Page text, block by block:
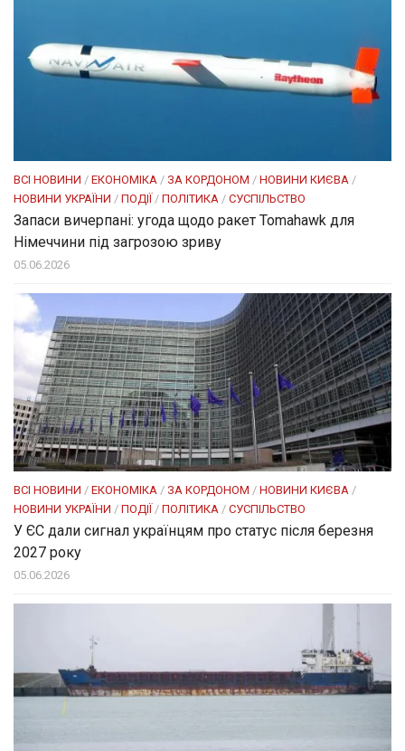
ВСІ НОВИНИ / ЕКОНОМІКА / ЗА КОРДОНОМ / НОВИНИ КИЄВА /
НОВИНИ УКРАЇНИ / ПОДІЇ/ ПОЛІТИКА / СУСПІЛЬСТВО
Запаси вичерпані: угода щодо ракет Tomahawk для
Німеччини під загрозою зриву
05.06.2026
ВСІ НОВИНИ / ЕКОНОМІКА / ЗА КОРДОНОМ / НОВИНИ КИЄВА /
НОВИНИ УКРАЇНИ / ПОДІЇ/ ПОЛІТИКА / СУСПІЛЬСТВО
У ЄС дали сигнал українцям про статус після березня
2027 року
05.06.2026